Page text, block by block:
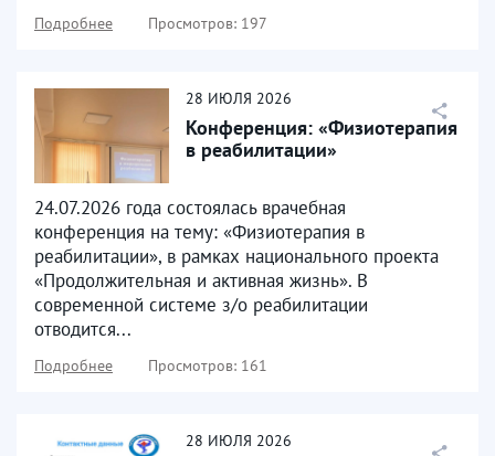
Подробнее Просмотров: 197
28 ИЮЛЯ 2026
Конференция: «Физиотерапия
в реабилитации»
24.07.2026 года состоялась врачебная
конференция на тему: «Физиотерапия в
реабилитации», в рамках национального проекта
«Продолжительная и активная жизнь». В
современной системе з/о реабилитации
отводится...
Подробнее Просмотров: 161
28 ИЮЛЯ 2026